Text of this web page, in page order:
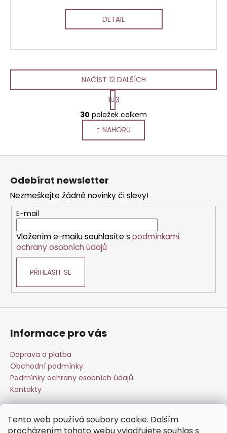
Tento web používá soubory cookie. Dalším
DETAIL
O
v
l
á
d
p
r
v
k
y
u
NAČÍST 12 DALŠÍCH
S
t
r
á
n
k
1 3
30 položek celkem
NAHORU
Z
Odebírat newsletter
Nezmeškejte žádné novinky či slevy!
E-mail
Vložením e-mailu souhlasíte s podmínkami
ochrany osobních údajů
PŘIHLÁSIT SE
Informace pro vás
Doprava a platba
Obchodní podmínky
Podmínky ochrany osobních údajů
Kontakty
Přijímáme online platby